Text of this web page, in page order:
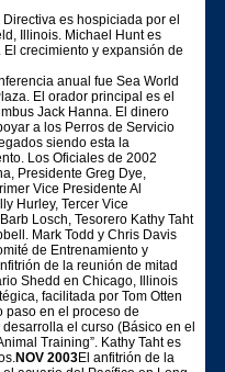
es hospiciada por el
Illinois. Michael Hunt es
crecimiento y expansión de
anual fue Sea World
El orador principal es el
Jack Hanna. El dinero
a los Perros de Servicio
siendo esta la
Los Oficiales de 2002
Presidente Greg Dye,
Vice Presidente Al
Hurley, Tercer Vice
Losch, Tesorero Kathy Taht
Mark Todd y Chris Davis
de Entrenamiento y
de la reunión de mitad
Shedd en Chicago, Illinois
facilitada por Tom Otten
paso en el proceso de
el curso (Básico en el
Training”. Kathy Taht es
NOV 2003El anfitrión de la